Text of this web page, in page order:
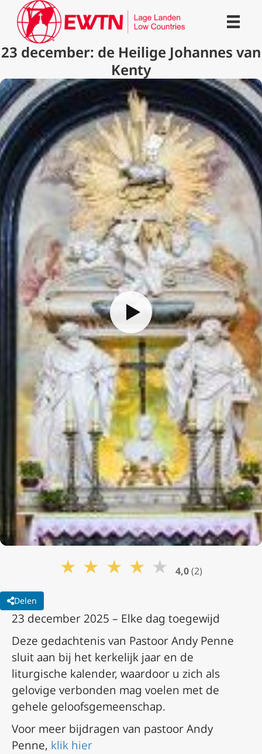
23 december: de Heilige Johannes van
Kenty
★ ★ ★ ★ ★ 4,0(2)
Delen
23 december 2025 – Elke dag toegewijd
Deze gedachtenis van Pastoor Andy Penne
sluit aan bij het kerkelijk jaar en de
liturgische kalender, waardoor u zich als
gelovige verbonden mag voelen met de
gehele geloofsgemeenschap.
Voor meer bijdragen van pastoor Andy
Penne, klik hier